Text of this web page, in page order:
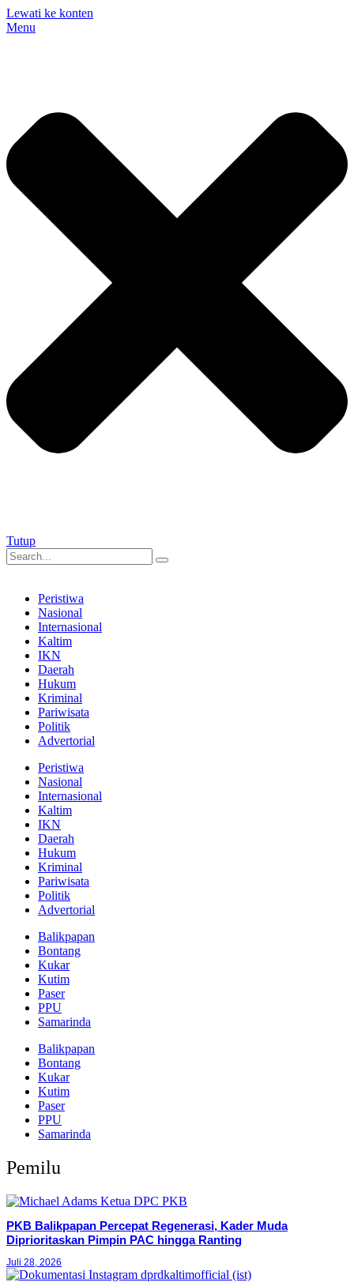
Lewati ke konten
Menu
Tutup
Peristiwa
Nasional
Internasional
Kaltim
IKN
Daerah
Hukum
Kriminal
Pariwisata
Politik
Advertorial
Peristiwa
Nasional
Internasional
Kaltim
IKN
Daerah
Hukum
Kriminal
Pariwisata
Politik
Advertorial
Balikpapan
Bontang
Kukar
Kutim
Paser
PPU
Samarinda
Balikpapan
Bontang
Kukar
Kutim
Paser
PPU
Samarinda
Pemilu
PKB Balikpapan Percepat Regenerasi, Kader Muda
Diprioritaskan Pimpin PAC hingga Ranting
Juli 28, 2026